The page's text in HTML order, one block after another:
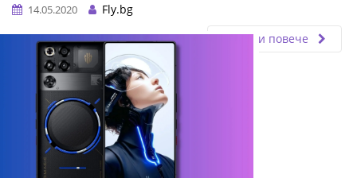
14.05.2020
Fly.bg
Прочети повече